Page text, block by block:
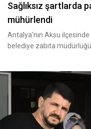
Sağlıksız şartlarda
mühürlendi
Antalya’nın Aksu
belediye zabıta